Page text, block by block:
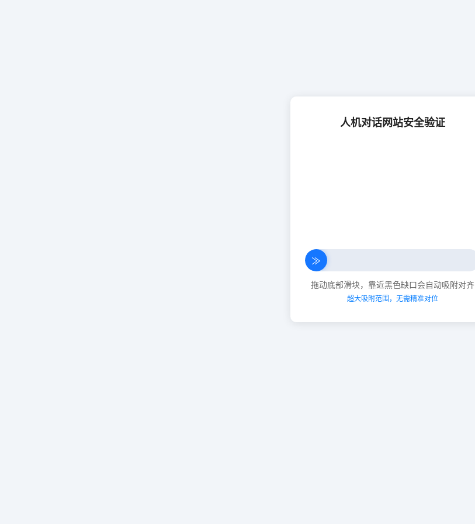
人机对话网站安全验证
≫
拖动底部滑块，靠近黑色缺口会自动吸附对齐
超大吸附范围，无需精准对位